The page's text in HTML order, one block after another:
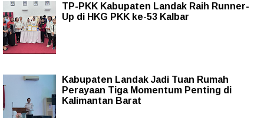
TP-PKK Kabupaten Landak Raih Runner-
Up di HKG PKK ke-53 Kalbar
Kabupaten Landak Jadi Tuan Rumah
Perayaan Tiga Momentum Penting di
Kalimantan Barat